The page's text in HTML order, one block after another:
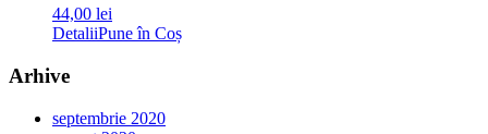
44,00 lei
DetaliiPune în Coș
Arhive
septembrie 2020